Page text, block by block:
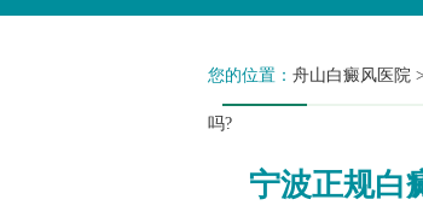
您的位置： 舟山白癜风医院 >
吗?
宁波正规白